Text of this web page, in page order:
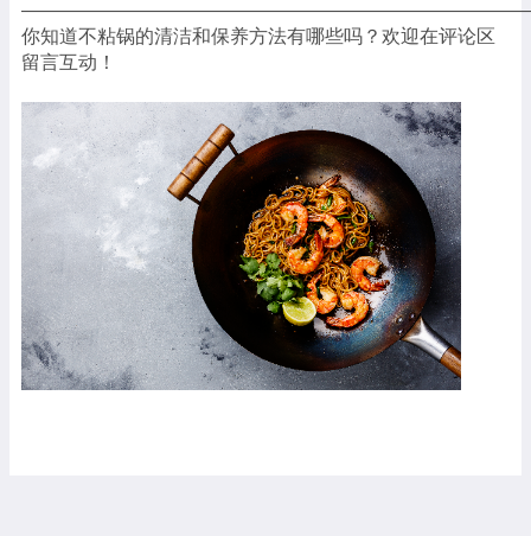
你知道不粘锅的清洁和保养方法有哪些吗？欢迎在评论区
留言互动！